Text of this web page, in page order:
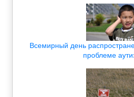
Всемирный день
проблеме